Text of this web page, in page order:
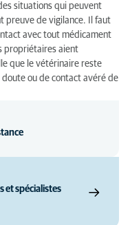
situations qui peuvent
preuve de vigilance. Il faut
avec tout médicament
propriétaires aient
que le vétérinaire reste
ou de contact avéré de
et spécialistes